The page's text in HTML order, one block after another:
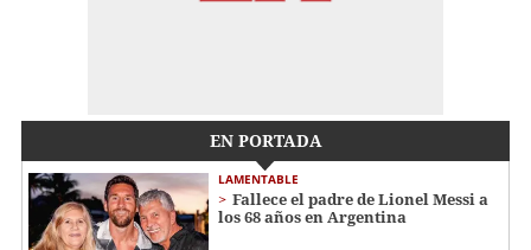
EN PORTADA
LAMENTABLE
Fallece el padre de Lionel Messi a
los 68 años en Argentina